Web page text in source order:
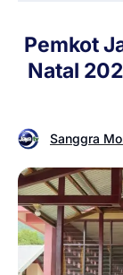
Pemkot
Natal
Sanggra